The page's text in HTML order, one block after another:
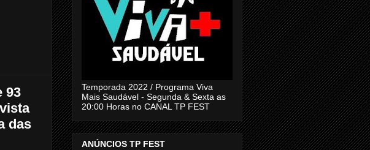
93
das
Temporada 2022 / Programa Viva
Mais Saudável - Segunda & Sexta as
20:00 Horas no CANAL TP FEST
ANÚNCIOS TP FEST